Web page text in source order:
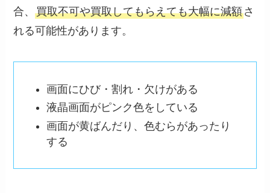
合、買取不可や買取してもらえても大幅に減額さ
れる可能性があります。
画面にひび・割れ・欠けがある
液晶画面がピンク色をしている
画面が黄ばんだり、色むらがあったり
する